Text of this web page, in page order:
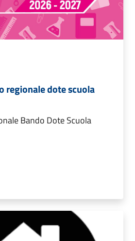
regionale dote scuola
Bando Dote Scuola